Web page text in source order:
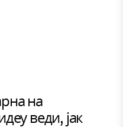
на
веди, јак